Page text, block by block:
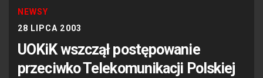
NEWSY
28 LIPCA 2003
UOKiK wszczął postępowanie
przeciwko Telekomunikacji Polskiej